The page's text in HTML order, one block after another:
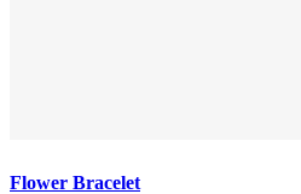
Flower Bracelet